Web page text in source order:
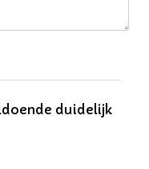
duidelijk